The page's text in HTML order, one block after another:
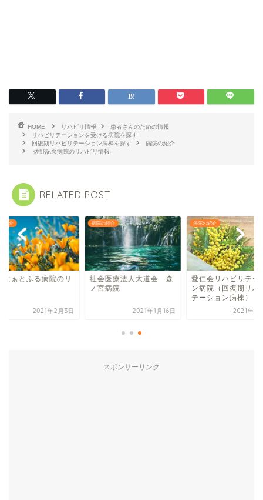
HOME リハビリ情報
患者さんのための情報
リハビリテーションを受ける病院を探す
回復期リハビリテーション病棟を探す
病院の紹介
佐野記念病院のリハビリ情報
RELATED POST
紹介
はぁとふる病院のリ
2021年2月3日
病院の紹介
社会医療法人大道会 森
ノ宮病院
2021年1月16日
病院の紹介
愛仁会リハビリテー
ン病院（回復期リハ
テーション病棟）
2021年1
スポンサーリンク